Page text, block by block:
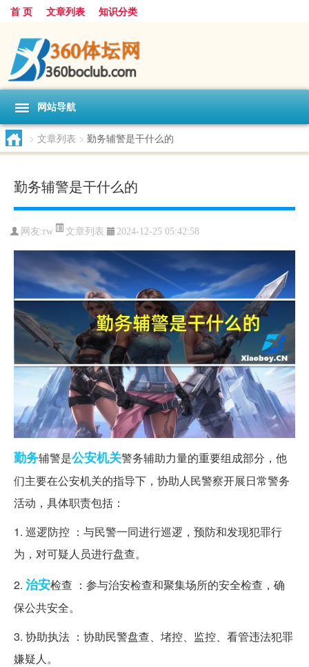
首 页 文章列表 知识分类
网站导航
> 文章列表 > 勤务辅警是干什么的
勤务辅警是干什么的
网友:rw 文章列表 2024-12-25 05:42:58
勤务辅警是公安机关警务辅助力量的重要组成部分，他
们主要在公安机关的指导下，协助人民警察开展日常警务
活动，具体职责包括：
1. 巡逻防控 ：与民警一同进行巡逻，预防和发现犯罪行
为，对可疑人员进行盘查。
2. 治安检查 ：参与治安检查和聚集场所的安全检查，确
保公共安全。
3. 协助执法 ：协助民警盘查、堵控、监控、看管违法犯罪
嫌疑人。